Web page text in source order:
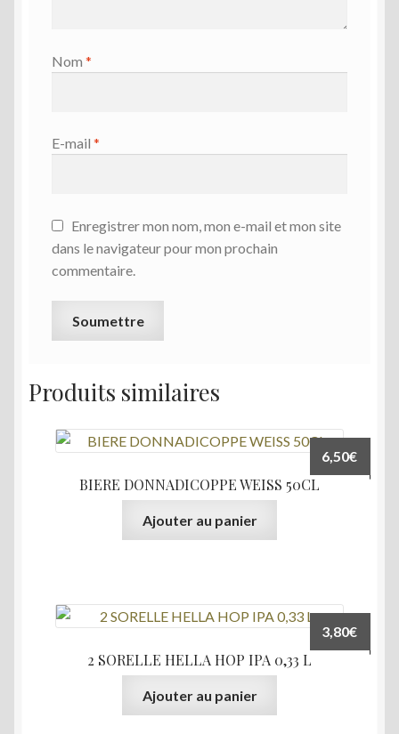
Nom *
E-mail *
Enregistrer mon nom, mon e-mail et mon site
dans le navigateur pour mon prochain
commentaire.
Produits similaires
BIERE DONNADICOPPE WEISS 50CL
6,50€
Ajouter au panier
2 SORELLE HELLA HOP IPA 0,33 L
3,80€
Ajouter au panier